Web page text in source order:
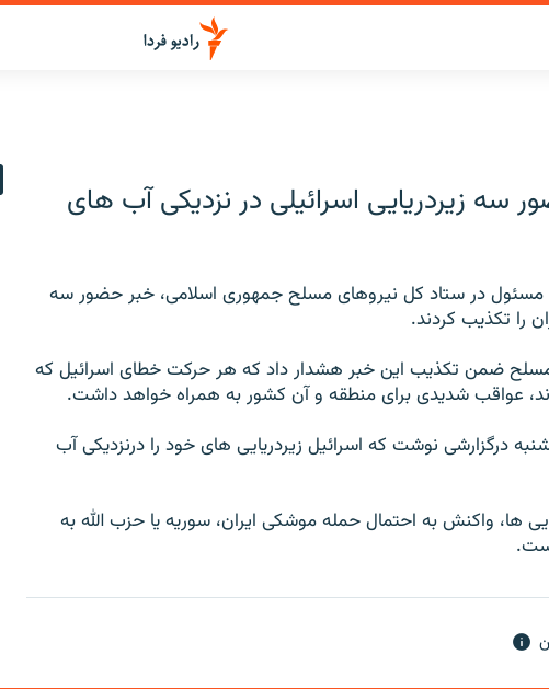
سه زيردريايی اسرائيلی در نزديکی آب های
مسئول در ستاد کل نيروهای مسلح جمهوری اسلامی، خبر حضور سه
را تکذيب کردند.
ضمن تکذيب اين خبر هشدار داد که هر حرکت خطای اسرائيل که
عواقب شديدی برای منطقه و آن کشور به همراه خواهد داشت.
درگزارشی نوشت که اسرائيل زيردريايی های خود را درنزديکی آب
ها، واکنش به احتمال حمله موشکی ايران، سوريه يا حزب الله به